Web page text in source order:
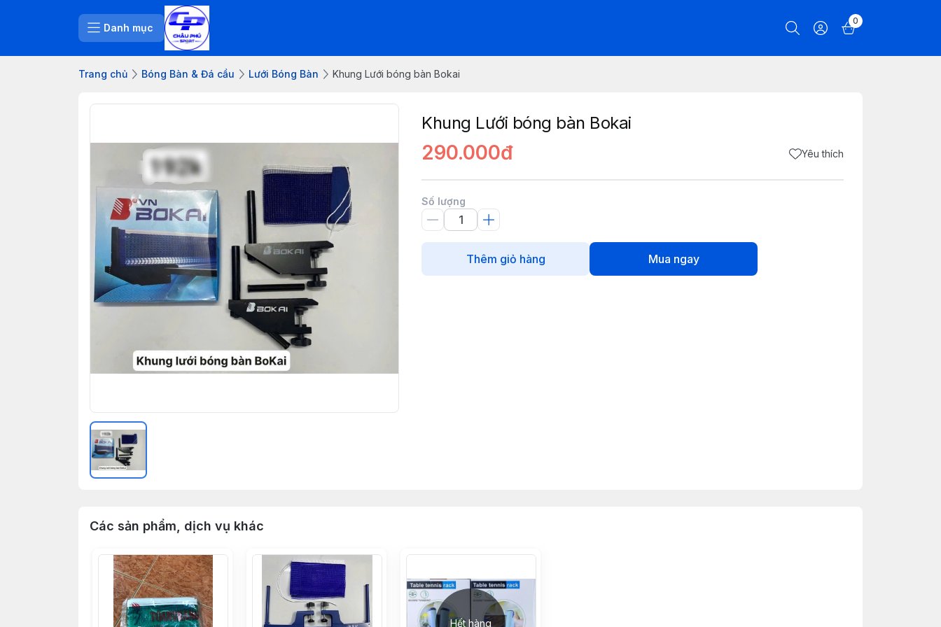
Danh mục
0
Trang chủ Bóng Bàn & Đá cầu Lưới Bóng Bàn Khung Lưới bóng bàn Bokai
Khung Lưới bóng bàn Bokai
290.000đ Yêu thích
Số lượng
Thêm giỏ hàng Mua ngay
Các sản phẩm, dịch vụ khác
Hết hàng